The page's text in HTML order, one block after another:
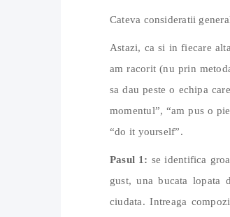
Cateva consideratii
Astazi, ca si in fiecare
am racorit (nu prin
sa dau peste o echipa
momentul”, “am pus o
“do it yourself”.
Pasul 1: se identifica
gust, una bucata lopata
ciudata. Intreaga